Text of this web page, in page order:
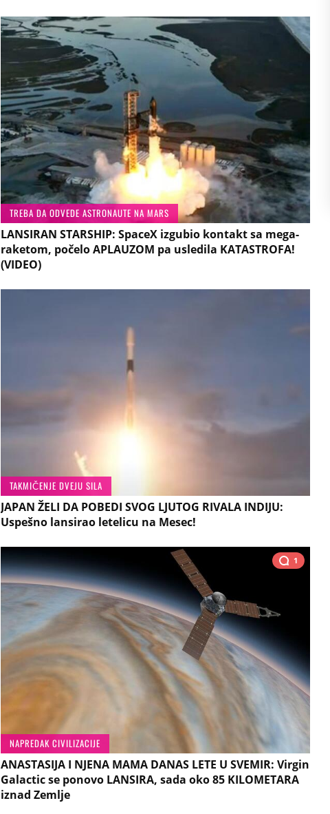
TREBA DA ODVEDE ASTRONAUTE NA MARS
LANSIRAN STARSHIP: SpaceX izgubio kontakt sa mega-
raketom, počelo APLAUZOM pa usledila KATASTROFA!
(VIDEO)
TAKMIČENJE DVEJU SILA
JAPAN ŽELI DA POBEDI SVOG LJUTOG RIVALA INDIJU:
Uspešno lansirao letelicu na Mesec!
1
NAPREDAK CIVILIZACIJE
ANASTASIJA I NJENA MAMA DANAS LETE U SVEMIR: Virgin
Galactic se ponovo LANSIRA, sada oko 85 KILOMETARA
iznad Zemlje